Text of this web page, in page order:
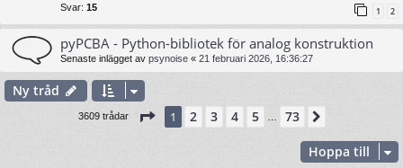
Svar: 15 1 2
pyPCBA - Python-bibliotek för analog konstruktion
Senaste inlägget av psynoise « 21 februari 2026, 16:36:27
Ny tråd
3609 trådar Sida 1av73
1 2 3 4 5 73
Hoppa till